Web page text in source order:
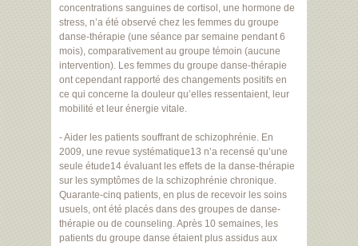
concentrations sanguines de cortisol, une hormone de
stress, n’a été observé chez les femmes du groupe
danse-thérapie (une séance par semaine pendant 6
mois), comparativement au groupe témoin (aucune
intervention). Les femmes du groupe danse-thérapie
ont cependant rapporté des changements positifs en
ce qui concerne la douleur qu’elles ressentaient, leur
mobilité et leur énergie vitale.
- Aider les patients souffrant de schizophrénie. En
2009, une revue systématique13 n’a recensé qu’une
seule étude14 évaluant les effets de la danse-thérapie
sur les symptômes de la schizophrénie chronique.
Quarante-cinq patients, en plus de recevoir les soins
usuels, ont été placés dans des groupes de danse-
thérapie ou de counseling. Après 10 semaines, les
patients du groupe danse étaient plus assidus aux